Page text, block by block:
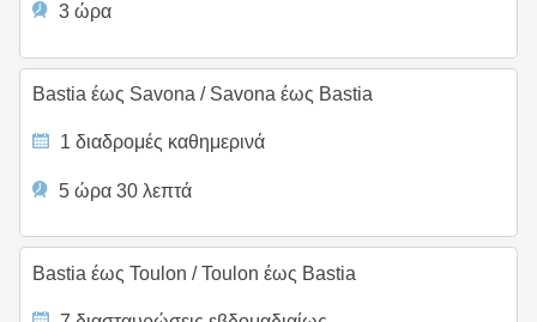
3 ώρα
Bastia έως Savona /Savona έως Bastia
1 διαδρομές καθημερινά
5 ώρα 30 λεπτά
Bastia έως Toulon /Toulon έως Bastia